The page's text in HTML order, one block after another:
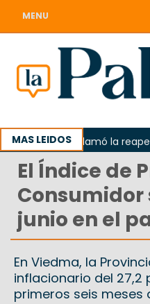
MENU
MAS LEIDOS
Odarda reclamó la
El Índice de
Consumidor
junio en el
En Viedma, la
inflacionario del 27,2
primeros seis meses